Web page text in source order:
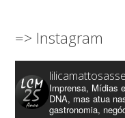
=> Instagram
Imprensa, Mídias
DNA, mas atua
gastronomia,